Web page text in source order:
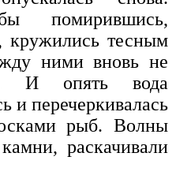
помирившись,
кружились тесным
ними вновь не
И опять вода
и перечеркивалась
рыб. Волны
раскачивали